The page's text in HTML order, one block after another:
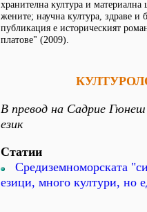
хранителна култура и
жените; научна култура, здраве и
публикация е историческият
платове" (2009).
В превод на Садрие
език
Статии
Средиземноморската
езици, много култури, но